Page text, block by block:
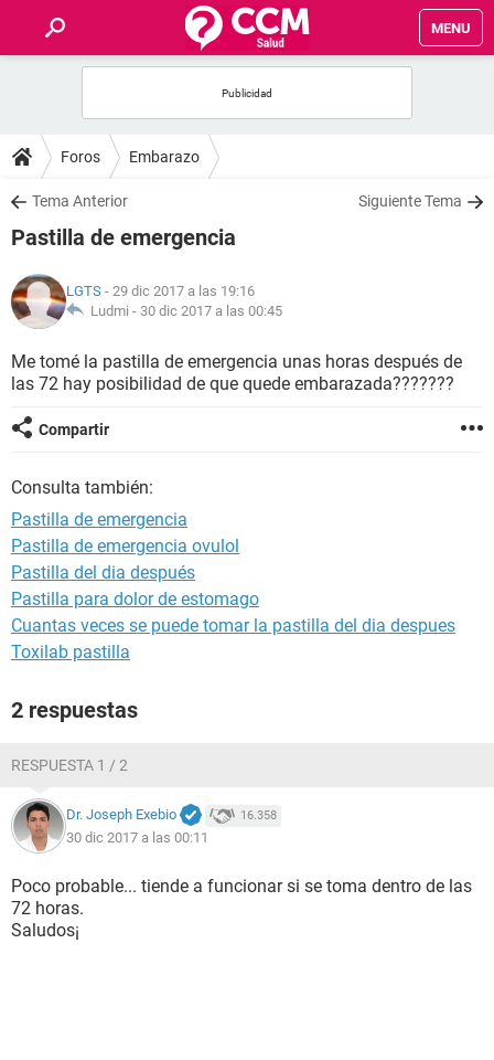
MENU
FOROS
SALUD
NUTRICIÓN
BIENESTAR
SEXUALIDAD
GLOSARIO
Foros Embarazo
Tema Anterior Siguiente Tema
Pastilla de emergencia
LGTS - 29 dic 2017 a las 19:16
Ludmi - 30 dic 2017 a las 00:45
Me tomé la pastilla de emergencia unas horas después de
las 72 hay posibilidad de que quede embarazada???????
Compartir
Consulta también:
Pastilla de emergencia
Pastilla de emergencia ovulol
Pastilla del dia después
Pastilla para dolor de estomago
Cuantas veces se puede tomar la pastilla del dia despues
Toxilab pastilla
2 respuestas
RESPUESTA 1 / 2
Dr. Joseph Exebio 16.358
30 dic 2017 a las 00:11
Poco probable... tiende a funcionar si se toma dentro de las
72 horas.
Saludos¡